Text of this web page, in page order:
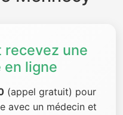
recevez une
en ligne
(appel gratuit) pour
avec un médecin et